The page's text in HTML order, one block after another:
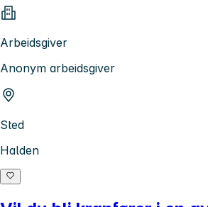
Arbeidsgiver
Anonym arbeidsgiver
Sted
Halden